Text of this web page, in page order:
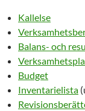
Kallelse
Balans- och
Budget
Inventarielista